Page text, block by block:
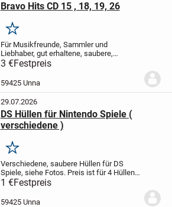
Bravo Hits CD 15 , 18, 19, 26
Merken
Für Musikfreunde, Sammler und
Liebhaber, gut erhaltene, saubere,
gepflegte CD`s, siehe Fotos.
3,00 Euro.Zu bekommen solange sie
online sind. Günstiger wird es nicht.
3 €Festpreis
59425 Unna
29.07.2026
DS Hüllen für Nintendo Spiele (
verschiedene )
Merken
Verschiedene, saubere Hüllen für DS
Spiele, siehe Fotos. Preis ist für 4 Hüllen
1,00 Euro., egal welche, außer die
doppelten, da sind es 2 Hüllen für 1,00
Euro.Bei Interesse bitte Bild und Farbe (...
1 €Festpreis
59425 Unna